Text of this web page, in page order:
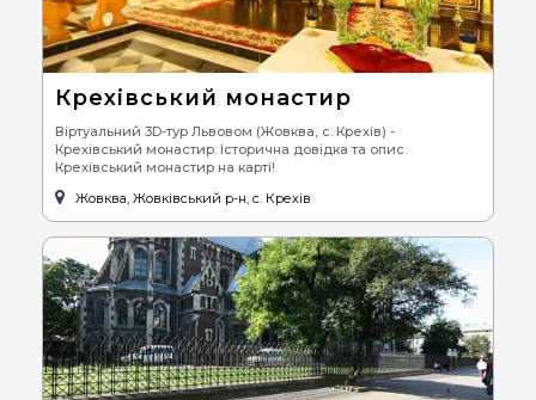
Крехівський монастир
Віртуальний 3D-тур Львовом (Жовква, с. Крехів) -
Крехівський монастир. Історична довідка та опис.
Крехівський монастир на карті!
Жовква, Жовківський р-н, с. Крехів